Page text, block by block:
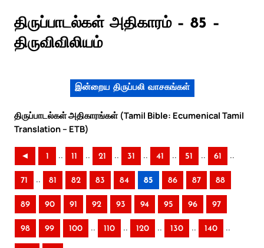
திருப்பாடல்கள் அதிகாரம் – 85 –
திருவிவிலியம்
இன்றைய திருப்பலி வாசகங்கள்
திருப்பாடல்கள் அதிகாரங்கள் (Tamil Bible: Ecumenical Tamil
Translation – ETB)
◄ 1 .. 11 .. 21 .. 31 .. 41 .. 51 .. 61 ..
71 .. 81 82 83 84 85 86 87 88
89 90 91 92 93 94 95 96 97
98 99 100 .. 110 .. 120 .. 130 .. 140 ..